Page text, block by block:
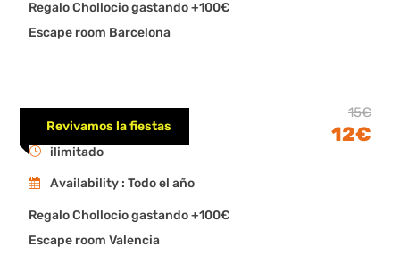
Regalo Chollocio gastando +100€
Escape room Barcelona
Revivamos la fiestas
Revivir las Fallas 15€
12€
ilimitado
Availability : Todo el año
Regalo Chollocio gastando +100€
Escape room Valencia